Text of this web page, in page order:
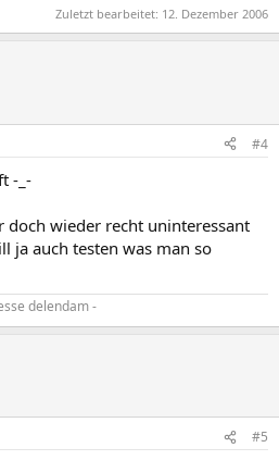
Zuletzt bearbeitet: 12. Dezember 2006
#4
-_-
wieder recht uninteressant
ja auch testen was man so
delendam -
#5